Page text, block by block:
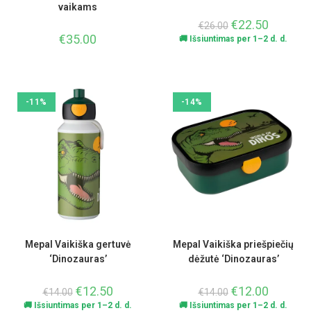
vaikams
€35.00
€26.00 €22.50
🚚 Išsiuntimas per 1–2 d. d.
-11%
Mepal Vaikiška gertuvė
‘Dinozauras’
€14.00 €12.50
🚚 Išsiuntimas per 1–2 d. d.
-14%
Mepal Vaikiška priešpiečių
dėžutė ‘Dinozauras’
€14.00 €12.00
🚚 Išsiuntimas per 1–2 d. d.